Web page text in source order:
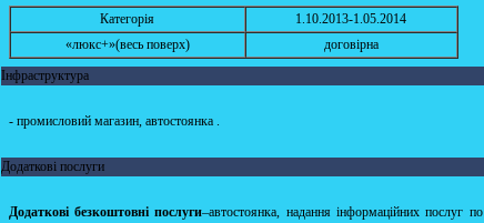
Категорія
1.10.2013-1.05.2014
«люкс+»(весь поверх)
договірна
Інфраструктура
- промисловий магазин, автостоянка .
Додаткові послуги
Додаткові безкоштовні послуги–автостоянка, надання інформаційних послуг по